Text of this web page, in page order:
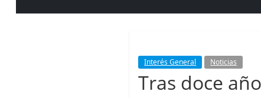
Interés General Noticias
Tras doce